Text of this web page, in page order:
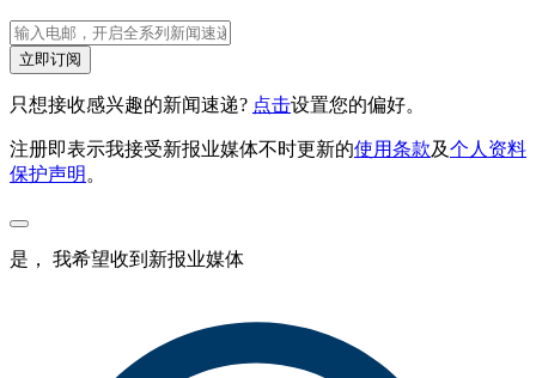
立即订阅
只想接收感兴趣的新闻速递? 点击设置您的偏好。
注册即表示我接受新报业媒体不时更新的使用条款及个人资料
保护声明。
是， 我希望收到新报业媒体